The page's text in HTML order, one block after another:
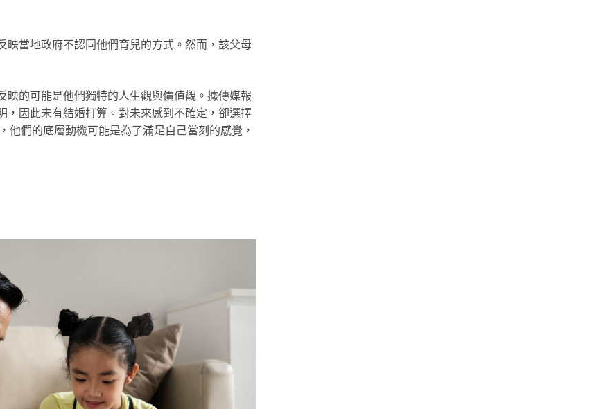
當地政府不認同他們育兒的方式。然而，該父母
的可能是他們獨特的人生觀與價值觀。據傳媒報
因此未有結婚打算。對未來感到不確定，卻選擇
們的底層動機可能是為了滿足自己當刻的感覺，